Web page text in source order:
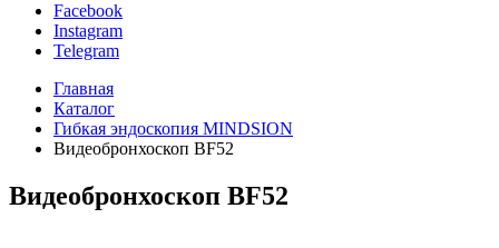
Facebook
Instagram
Telegram
Главная
Каталог
Гибкая эндоскопия MINDSION
Видеобронхоскоп BF52
Видеобронхоскоп BF52